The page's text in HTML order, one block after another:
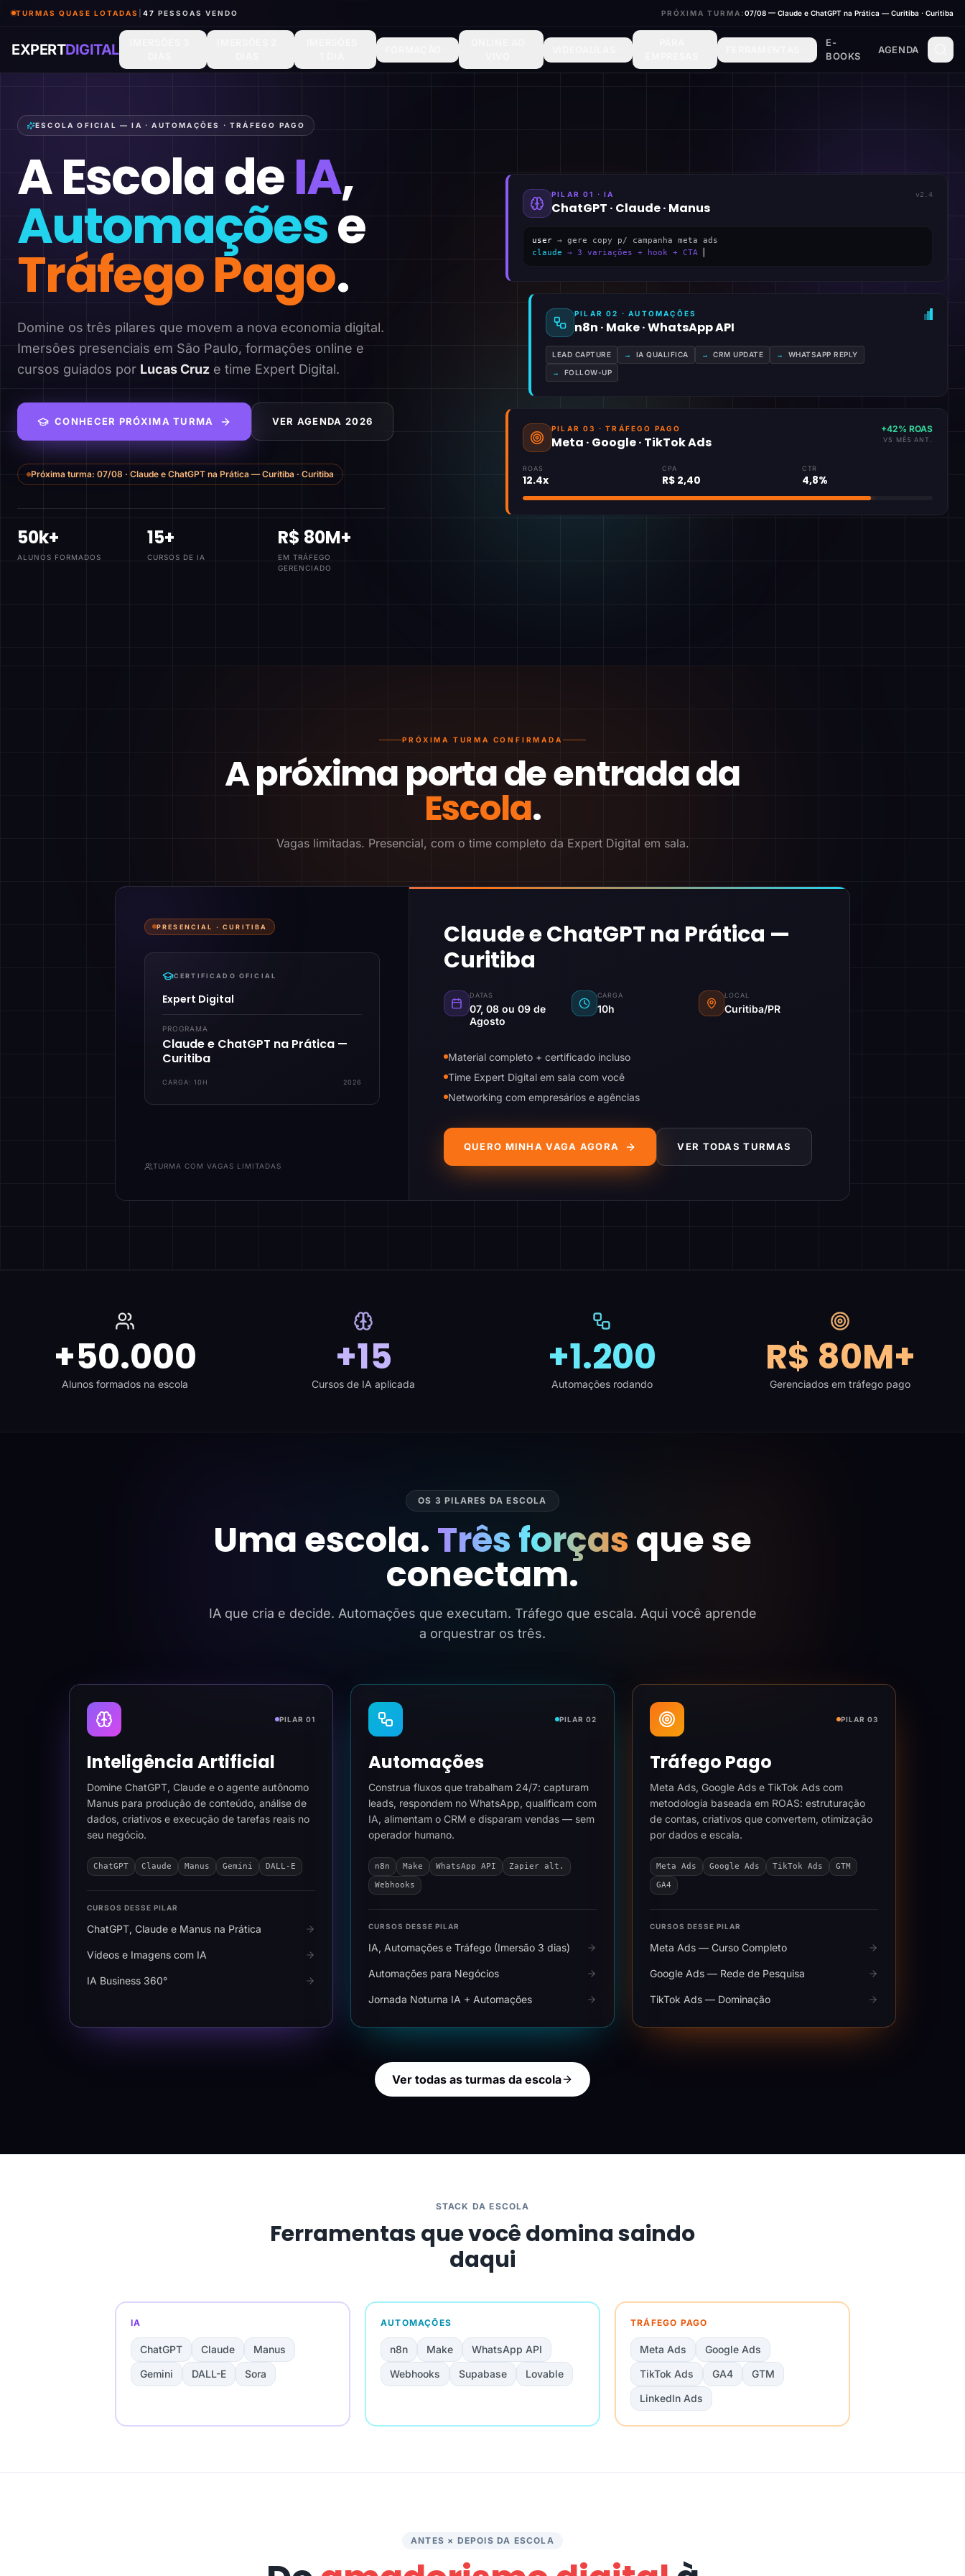
TURMAS QUASE LOTADAS 46 PESSOAS VENDO PRÓXIMA TURMA:07/08 — Claude e ChatGPT na Prática — Curitiba · Curitiba
EXPERTDIGITAL
E-
BOOKS
AGENDA
ESCOLA OFICIAL — IA · AUTOMAÇÕES · TRÁFEGO PAGO
A Escola deIA,
Automaçõese
Tráfego Pago.
Domine os três pilares que movem a nova economia digital.
Imersões presenciais em São Paulo, formações online e
cursos guiados por Lucas Cruz e time Expert Digital.
CONHECER PRÓXIMA TURMA VER AGENDA 2026
Próxima turma: 07/08 · Claude e ChatGPT na Prática — Curitiba · Curitiba
50k+
ALUNOS FORMADOS
15+
CURSOS DE IA
R$ 80M+
EM TRÁFEGO
GERENCIADO
PILAR 01 · IA
ChatGPT · Claude · Manus
v2.4
user → gere copy p/ campanha meta ads
claude → 3 variações + hook + CTA
PILAR 02 · AUTOMAÇÕES
n8n · Make · WhatsApp API
LEAD CAPTURE → IA QUALIFICA → CRM UPDATE → WHATSAPP REPLY
→ FOLLOW-UP
PILAR 03 · TRÁFEGO PAGO
Meta · Google · TikTok Ads
+42% ROAS
VS MÊS ANT.
ROAS
12.4x
CPA
R$ 2,40
CTR
4,8%
PRÓXIMA TURMA CONFIRMADA
A próxima porta de entrada da
Escola.
Vagas limitadas. Presencial, com o time completo da Expert Digital em sala.
PRESENCIAL ·CURITIBA
CERTIFICADO OFICIAL
Expert Digital
PROGRAMA
Claude e ChatGPT na Prática —
Curitiba
CARGA:10H 2026
TURMA COM VAGAS LIMITADAS
Claude e ChatGPT na Prática —
Curitiba
DATAS
07, 08 ou 09 de
Agosto
CARGA
10h
LOCAL
Curitiba/PR
Material completo + certificado incluso
Time Expert Digital em sala com você
Networking com empresários e agências
QUERO MINHA VAGA AGORA VER TODAS TURMAS
+50.000
Alunos formados na escola
+15
Cursos de IA aplicada
+1.200
Automações rodando
R$ 80M+
Gerenciados em tráfego pago
OS 3 PILARES DA ESCOLA
Uma escola.Três forçasque se
conectam.
IA que cria e decide. Automações que executam. Tráfego que escala. Aqui você aprende
a orquestrar os três.
PILAR 01
Inteligência Artificial
Domine ChatGPT, Claude e o agente autônomo
Manus para produção de conteúdo, análise de
dados, criativos e execução de tarefas reais no
seu negócio.
ChatGPT Claude Manus Gemini DALL-E
CURSOS DESSE PILAR
ChatGPT, Claude e Manus na Prática
Vídeos e Imagens com IA
IA Business 360°
PILAR 02
Automações
Construa fluxos que trabalham 24/7: capturam
leads, respondem no WhatsApp, qualificam com
IA, alimentam o CRM e disparam vendas — sem
operador humano.
n8n Make WhatsApp API
Zapier alt.
Webhooks
CURSOS DESSE PILAR
IA, Automações e Tráfego (Imersão 3 dias)
Automações para Negócios
Jornada Noturna IA + Automações
PILAR 03
Tráfego Pago
Meta Ads, Google Ads e TikTok Ads com
metodologia baseada em ROAS: estruturação
de contas, criativos que convertem, otimização
por dados e escala.
Meta Ads Google Ads TikTok Ads
GTM
GA4
CURSOS DESSE PILAR
Meta Ads — Curso Completo
Google Ads — Rede de Pesquisa
TikTok Ads — Dominação
Ver todas as turmas da escola
STACK DA ESCOLA
Ferramentas que você domina saindo
daqui
IA
ChatGPT Claude
Manus
Gemini
DALL-E Sora
AUTOMAÇÕES
n8n Make
WhatsApp API
Webhooks
Supabase Lovable
TRÁFEGO PAGO
Meta Ads
Google Ads
TikTok Ads
GA4
GTM
LinkedIn Ads
ANTES × DEPOIS DA ESCOLA